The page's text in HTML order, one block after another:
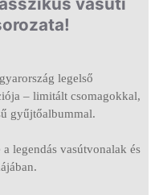
legelső
– limitált csomagokkal,
gyűjtőalbummal.
legendás vasútvonalak és